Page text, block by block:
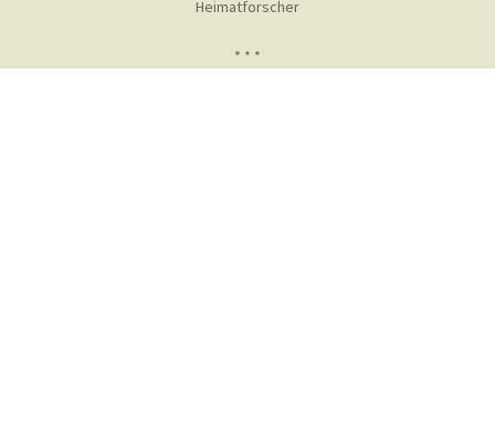
Heimatforscher
* * *